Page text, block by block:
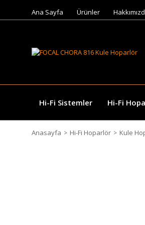
Ana Sayfa Ürünler
Hi-Fi Sistemler Hi-Fi
Anasayfa Hi-Fi Hoparlör Kule